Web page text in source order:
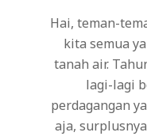
Hai, teman-
kita semua
tanah air.
lagi-lagi
perdagangan
aja,